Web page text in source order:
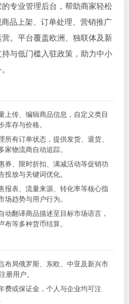
专业管理后台，帮助商家轻松
品上架、订单处理、营销推广
。平台覆盖欧洲、独联体及新
与低门槛入驻政策，助力中小
上传、编辑商品信息，自定义类目
存与价格。
所有订单状态，提供发货、退货、
物流商自动追踪。
券、限时折扣、满减活动等促销功
放与关键词优化。
报表、流量来源、转化率等核心指
趋势与用户行为。
动翻译商品描述至目标市场语言，
等多种货币结算。
布局俄罗斯、东欧、中亚及新兴市
册用户。
费或保证金，个人与企业均可注